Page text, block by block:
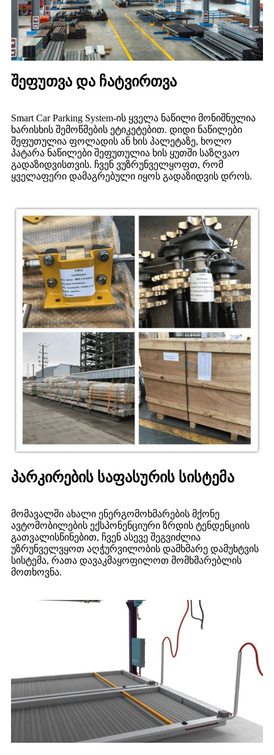
შეფუთვა და ჩატვირთვა
Smart Car Parking System-ის ყველა ნაწილი მონიშნულია
ხარისხის შემოწმების ეტიკეტებით. დიდი ნაწილები
შეფუთულია ფოლადის ან ხის პალეტაზე, ხოლო
პატარა ნაწილები შეფუთულია ხის ყუთში საზღვაო
გადაზიდვისთვის. ჩვენ ვუზრუნველყოფთ, რომ
ყველაფერი დამაგრებული იყოს გადაზიდვის დროს.
პარკირების საფასურის სისტემა
მომავალში ახალი ენერგომოხმარების მქონე
ავტომობილების ექსპონენციური ზრდის ტენდენციის
გათვალისწინებით, ჩვენ ასევე შეგვიძლია
უზრუნველვყოთ აღჭურვილობის დამხმარე დამუხტვის
სისტემა, რათა დავაკმაყოფილოთ მომხმარებლის
მოთხოვნა.